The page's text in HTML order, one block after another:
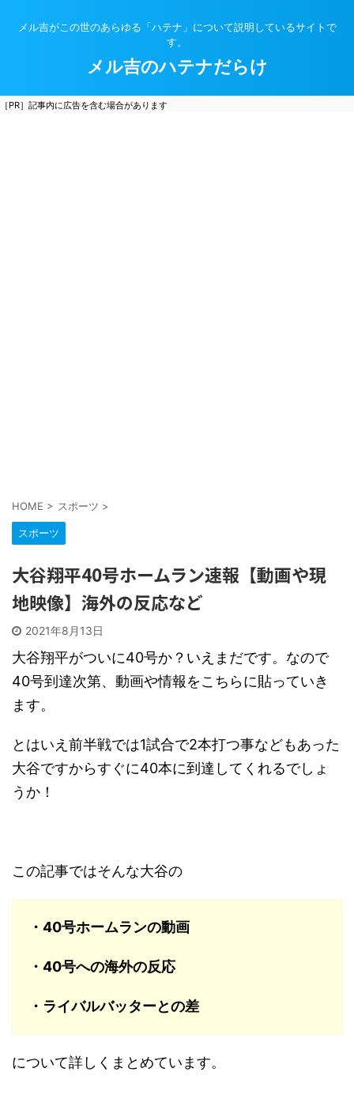
メル吉がこの世のあらゆる「ハテナ」について説明しているサイトで
す。
メル吉のハテナだらけ
［PR］記事内に広告を含む場合があります
HOME > スポーツ >
スポーツ
大谷翔平40号ホームラン速報【動画や現
地映像】海外の反応など
2021年8月13日
大谷翔平がついに40号か？いえまだです。なので
40号到達次第、動画や情報をこちらに貼っていき
ます。
とはいえ前半戦では1試合で2本打つ事などもあった
大谷ですからすぐに40本に到達してくれるでしょ
うか！
この記事ではそんな大谷の
・40号ホームランの動画
・40号への海外の反応
・ライバルバッターとの差
について詳しくまとめています。